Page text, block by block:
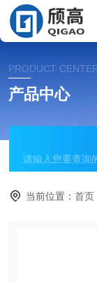
PRODUCT
产品中心
当前位置：首页